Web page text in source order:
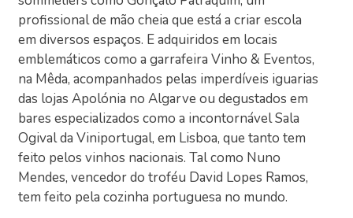
profissional de mão cheia que está a criar escola
em diversos espaços. E adquiridos em locais
emblemáticos como a garrafeira Vinho & Eventos,
na Mêda, acompanhados pelas imperdíveis iguarias
das lojas Apolónia no Algarve ou degustados em
bares especializados como a incontornável Sala
Ogival da Viniportugal, em Lisboa, que tanto tem
feito pelos vinhos nacionais. Tal como Nuno
Mendes, vencedor do troféu David Lopes Ramos,
tem feito pela cozinha portuguesa no mundo.